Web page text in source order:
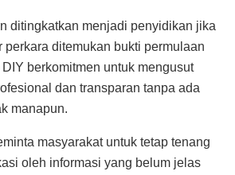
ditingkatkan menjadi penyidikan jika
perkara ditemukan bukti permulaan
berkomitmen untuk mengusut
dan transparan tanpa ada
manapun.
masyarakat untuk tetap tenang
oleh informasi yang belum jelas